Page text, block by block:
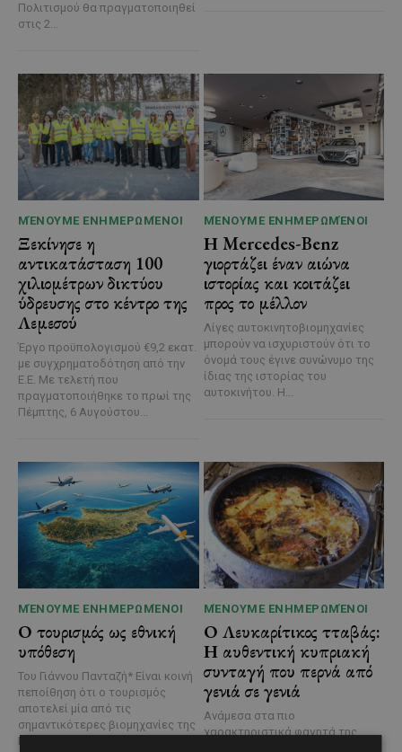
Πολιτισμού θα πραγματοποιηθεί
στις 2...
ΜΈΝΟΥΜΕ ΕΝΗΜΕΡΩΜΈΝΟΙ
Ξεκίνησε η
αντικατάσταση 100
χιλιομέτρων δικτύου
ύδρευσης στο κέντρο της
Λεμεσού
Έργο προϋπολογισμού €9,2 εκατ.
με συγχρηματοδότηση από την
Ε.Ε. Με τελετή που
πραγματοποιήθηκε το πρωί της
Πέμπτης, 6 Αυγούστου...
ΜΈΝΟΥΜΕ ΕΝΗΜΕΡΩΜΈΝΟΙ
Η Mercedes-Benz
γιορτάζει έναν αιώνα
ιστορίας και κοιτάζει
προς το μέλλον
Λίγες αυτοκινητοβιομηχανίες
μπορούν να ισχυριστούν ότι το
όνομά τους έγινε συνώνυμο της
ίδιας της ιστορίας του
αυτοκινήτου. Η...
ΜΈΝΟΥΜΕ ΕΝΗΜΕΡΩΜΈΝΟΙ
Ο τουρισμός ως εθνική
υπόθεση
Του Γιάννου Πανταζή* Είναι κοινή
πεποίθηση ότι ο τουρισμός
αποτελεί μία από τις
σημαντικότερες βιομηχανίες της
Κύπρου και διαχρονικά...
ΜΈΝΟΥΜΕ ΕΝΗΜΕΡΩΜΈΝΟΙ
Ο Λευκαρίτικος τταβάς:
Η αυθεντική κυπριακή
συνταγή που περνά από
γενιά σε γενιά
Ανάμεσα στα πιο
χαρακτηριστικά φαγητά της